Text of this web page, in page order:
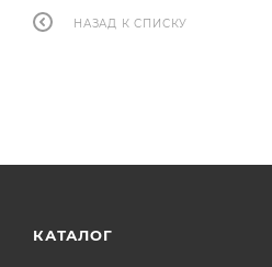
НАЗАД К СПИСКУ
КАТАЛОГ